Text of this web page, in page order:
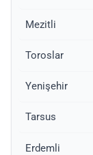
Mezitli
Toroslar
Yenişehir
Tarsus
Erdemli